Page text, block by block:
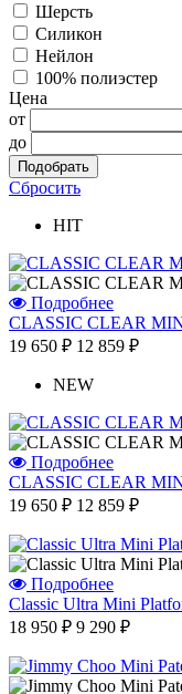
Шерсть
Силикон
Нейлон
100% полиэстер
Цена
от
до
Сбросить
HIT
Подробнее
CLASSIC CLEAR
19 650 ₽ 12 859 ₽
NEW
Подробнее
CLASSIC CLEAR
19 650 ₽ 12 859 ₽
Подробнее
Classic Ultra Mini
18 950 ₽ 9 290 ₽